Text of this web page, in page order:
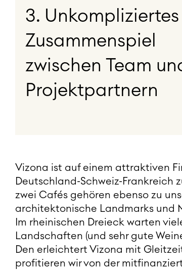
3. Unkompliziertes
Zusammenspiel
zwischen Team
Projektpartnern
Vizona ist auf einem attraktiven
Deutschland-Schweiz-Frankreich
zwei Cafés gehören ebenso zu
architektonische Landmarks und
Im rheinischen Dreieck warten
Landschaften (und sehr gute
Den erleichtert Vizona mit
profitieren wir von der